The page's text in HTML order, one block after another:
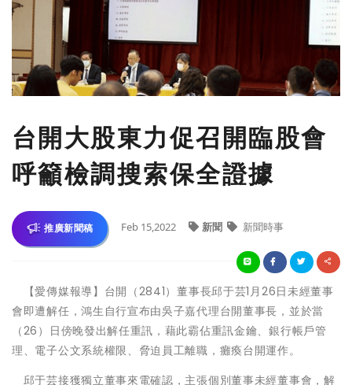
台開大股東力促召開臨股會
呼籲檢調搜索保全證據
推廣新聞稿 Feb 15,2022 新聞 新聞時事
【愛傳媒報導】台開（2841）董事長邱于芸1月26日未經董事
會即遭解任，鴻生自行宣布由吳子嘉代理台開董事長，並於當
（26）日傍晚發出解任重訊，藉此霸佔重訊金鑰、銀行帳戶管
理、電子公文系統權限、脅迫員工離職，癱瘓台開運作。
邱于芸接獲獨立董事來電確認，主張個別董事未經董事會，解